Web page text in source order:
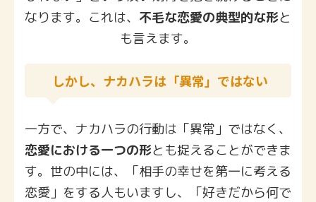
なります。これは、 不毛な恋愛の典型的な形と
も言えます。
しかし、ナカハラは「異常」ではない
一方で、ナカハラの行動は「異常」ではなく、
恋愛における一つの形とも捉えることができま
す。世の中には、「相手の幸せを第一に考える
恋愛」をする人もいますし、「好きだから何で